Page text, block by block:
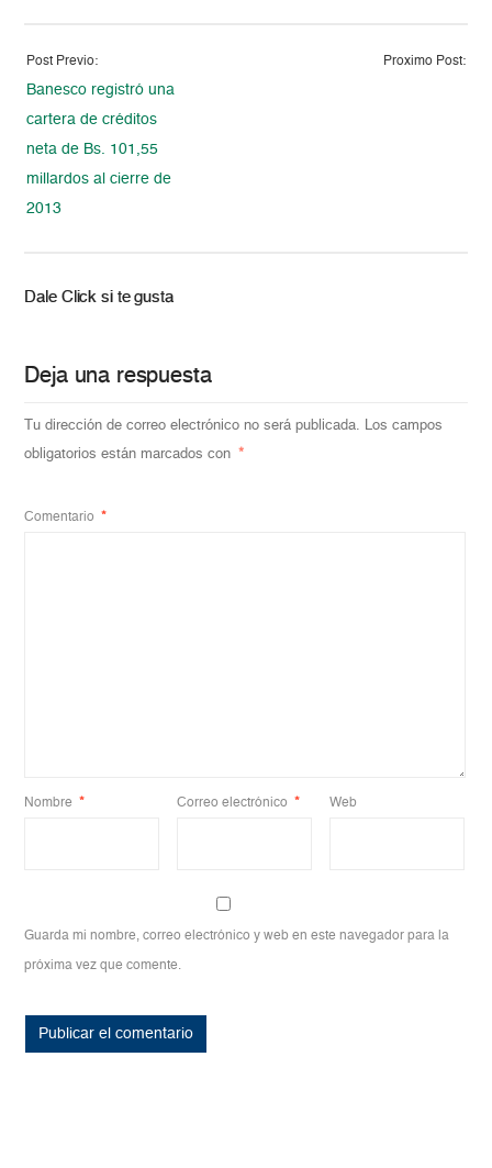
Post Previo:
Banesco registró una
cartera de créditos
neta de Bs. 101,55
millardos al cierre de
2013
Proximo Post:
Dale Click si te gusta
Deja una respuesta
Tu dirección de correo electrónico no será publicada. Los campos
obligatorios están marcados con
*
Comentario *
Nombre * Correo electrónico * Web
Guarda mi nombre, correo electrónico y web en este navegador para la
próxima vez que comente.